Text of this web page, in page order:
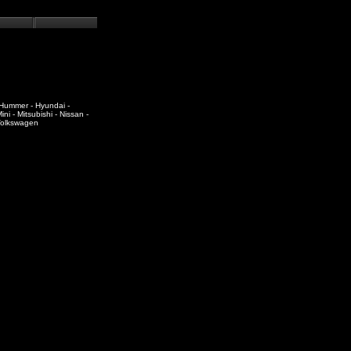
- Hyundai -
- Mitsubishi - Nissan -